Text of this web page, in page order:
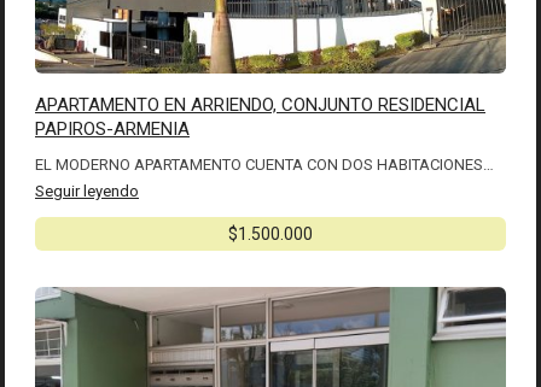
APARTAMENTO EN ARRIENDO, CONJUNTO RESIDENCIAL
PAPIROS-ARMENIA
EL MODERNO APARTAMENTO CUENTA CON DOS HABITACIONES…
Seguir leyendo
$1.500.000